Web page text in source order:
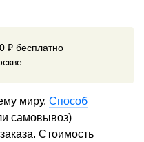
₽ бесплатно
миру. Способ
самовывоз)
Стоимость